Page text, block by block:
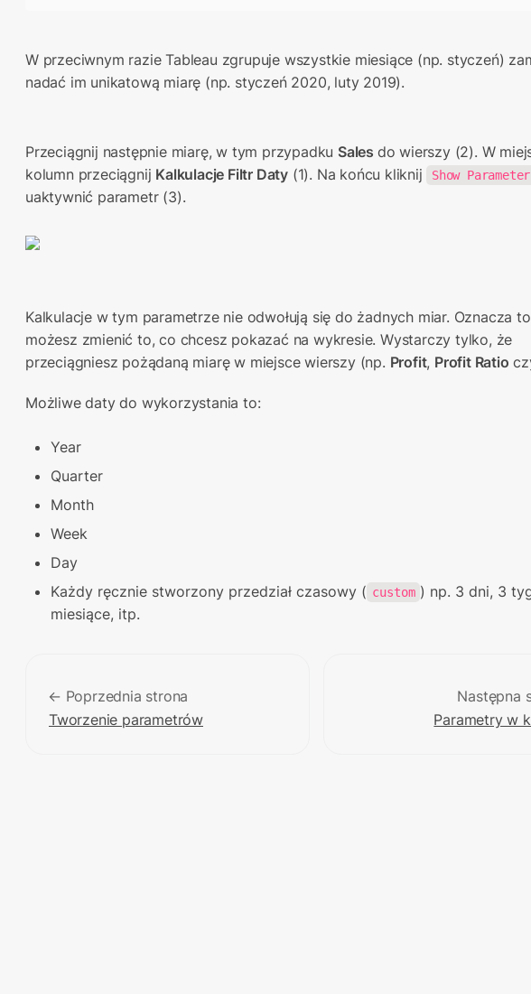
W przeciwnym razie Tableau zgrupuje wszystkie miesiące (np. styczeń)
nadać im unikatową miarę (np. styczeń 2020, luty 2019).
Przeciągnij następnie miarę, w tym przypadku Sales do wierszy (2). W
kolumn przeciągnij Kalkulacje Filtr Daty (1). Na końcu kliknij Show Parameter
uaktywnić parametr (3).
Kalkulacje w tym parametrze nie odwołują się do żadnych miar. Oznacza
możesz zmienić to, co chcesz pokazać na wykresie. Wystarczy tylko, że
przeciągniesz pożądaną miarę w miejsce wierszy (np. Profit, Profit Ratio
Możliwe daty do wykorzystania to:
Year
Quarter
Month
Week
Day
Każdy ręcznie stworzony przedział czasowy ( custom ) np. 3 dni, 3
miesiące, itp.
← Poprzednia strona
Tworzenie parametrów
Następna
Parametry w